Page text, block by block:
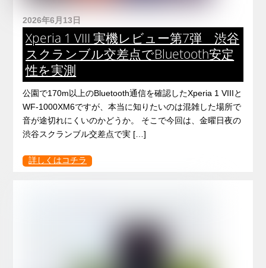
2026年6月13日
Xperia 1 VIII 実機レビュー第7弾 渋谷
スクランブル交差点でBluetooth安定
性を実測
公園で170m以上のBluetooth通信を確認したXperia 1 VIIIと
WF-1000XM6ですが、本当に知りたいのは混雑した場所で
音が途切れにくいのかどうか。 そこで今回は、金曜日夜の
渋谷スクランブル交差点で実 […]
詳しくはコチラ